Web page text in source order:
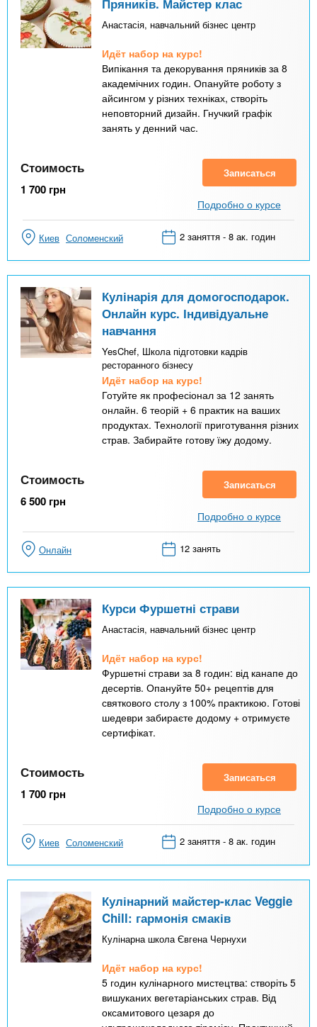
Пряників. Майстер клас
Анастасія, навчальний бізнес центр
Идёт набор на курс!
Випікання та декорування пряників за 8
академічних годин. Опануйте роботу з
айсингом у різних техніках, створіть
неповторний дизайн. Гнучкий графік
занять у денний час.
Стоимость
1 700 грн
Записаться
Подробно о курсе
Киев Соломенский 2 заняття - 8 ак. годин
Кулінарія для домогосподарок.
Онлайн курс. Індивідуальне
навчання
YesChef, Школа підготовки кадрів
ресторанного бізнесу
Идёт набор на курс!
Готуйте як професіонал за 12 занять
онлайн. 6 теорій + 6 практик на ваших
продуктах. Технології приготування різних
страв. Забирайте готову їжу додому.
Стоимость
6 500 грн
Записаться
Подробно о курсе
Онлайн 12 занять
Курси Фуршетні страви
Анастасія, навчальний бізнес центр
Идёт набор на курс!
Фуршетні страви за 8 годин: від канапе до
десертів. Опануйте 50+ рецептів для
святкового столу з 100% практикою. Готові
шедеври забираєте додому + отримуєте
сертифікат.
Стоимость
1 700 грн
Записаться
Подробно о курсе
Киев Соломенский 2 заняття - 8 ак. годин
Кулінарний майстер-клас Veggie
Chill: гармонія смаків
Кулінарна школа Євгена Чернухи
Идёт набор на курс!
5 годин кулінарного мистецтва: створіть 5
вишуканих вегетаріанських страв. Від
оксамитового цезаря до